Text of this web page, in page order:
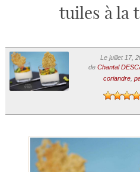
tuiles à la
Le juillet 17,
de Chantal
coriandre,